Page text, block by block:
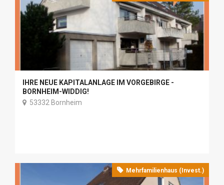
IHRE NEUE KAPITALANLAGE IM VORGEBIRGE -
BORNHEIM-WIDDIG!
53332 Bornheim
Mehrfamilienhaus (Invest.)